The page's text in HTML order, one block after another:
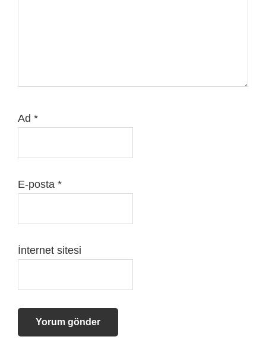
Ad *
E-posta *
İnternet sitesi